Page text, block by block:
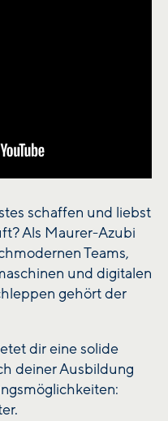
schaffen und liebst
Als Maurer-Azubi
Teams,
und digitalen
gehört der
dir eine solide
deiner Ausbildung